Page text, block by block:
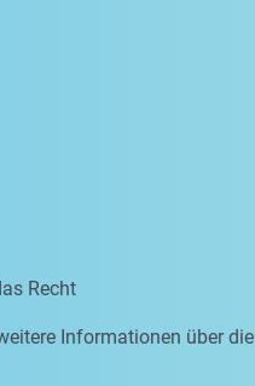
Recht
Informationen über die